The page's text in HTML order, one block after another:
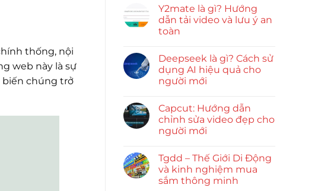
thống, nội
web này là sự
biến chúng trở
Y2mate là gì? Hướng
dẫn tải video và lưu ý an
toàn
Deepseek là gì? Cách sử
dụng AI hiệu quả cho
người mới
Capcut: Hướng dẫn
chỉnh sửa video đẹp cho
người mới
Tgdd – Thế Giới Di Động
và kinh nghiệm mua
sắm thông minh